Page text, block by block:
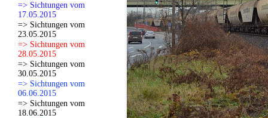
=> Sichtungen vom
17.05.2015
=> Sichtungen vom
23.05.2015
=> Sichtungen vom
28.05.2015
=> Sichtungen vom
30.05.2015
=> Sichtungen vom
06.06.2015
=> Sichtungen vom
18.06.2015